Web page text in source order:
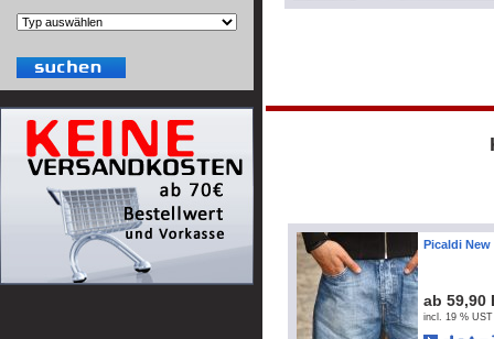
Picaldi New
ab 59,90
incl. 19 %